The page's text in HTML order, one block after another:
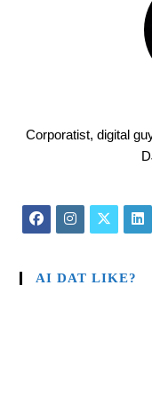
Corporatist, digital
AI DAT LIKE?